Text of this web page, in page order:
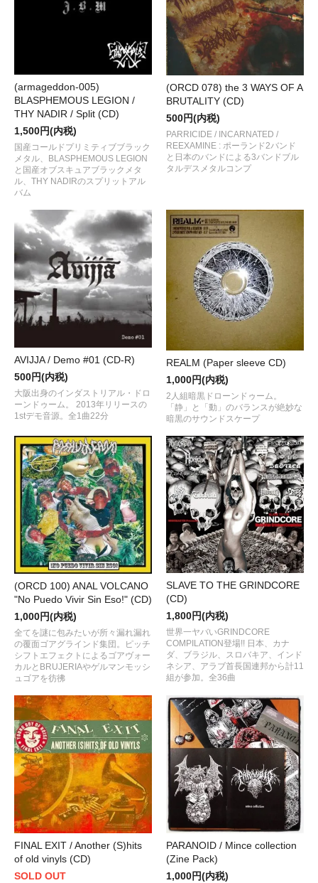
(armageddon-005)
BLASPHEMOUS LEGION /
THY NADIR / Split (CD)
1,500円(内税)
国産コールドプリミティブブラック
メタル、BLASPHEMOUS LEGION
と国産オブスキュアブラックメタ
ル、THY NADIRのスプリットアル
バム
(ORCD 078) the 3 WAYS OF A
BRUTALITY (CD)
500円(内税)
PARRICIDE / INCARNATED /
REEXAMINE : ポーランド2バンド
と日本のバンドによる3バンドブル
タルデスメタルコンプ
AVIJJA / Demo #01 (CD-R)
500円(内税)
大阪出身のインダストリアル・ドロ
ーンドゥーム。 2013年リリースの
1stデモ音源。全1曲22分
REALM (Paper sleeve CD)
1,000円(内税)
2人組暗黒ドローンドゥーム。
「静」と「動」のバランスが絶妙な
暗黒のサウンドスケープ
(ORCD 100) ANAL VOLCANO
"No Puedo Vivir Sin Eso!" (CD)
1,000円(内税)
全てを謎に包みたいが所々漏れ漏れ
の覆面ゴアグラインド集団。ピッチ
シフトエフェクトによるゴアヴォー
カルとBRUJERIAやゲルマンモッシ
ュゴアを彷彿
SLAVE TO THE GRINDCORE
(CD)
1,800円(内税)
世界一ヤバいGRINDCORE
COMPILATION登場!! 日本、カナ
ダ、ブラジル、スロバキア、インド
ネシア、アラブ首長国連邦から計11
組が参加。全36曲
FINAL EXIT / Another (S)hits
of old vinyls (CD)
SOLD OUT
PARANOID / Mince collection
(Zine Pack)
1,000円(内税)